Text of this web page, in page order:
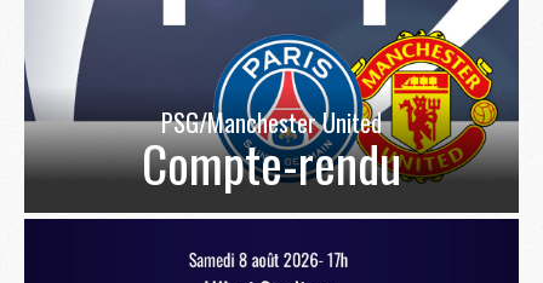
PSG/Manchester United
Compte-rendu